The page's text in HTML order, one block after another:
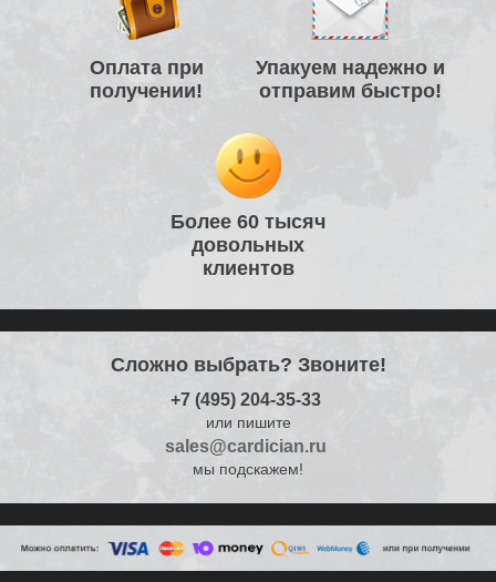
Оплата при
получении!
Упакуем надежно и
отправим быстро!
Более 60 тысяч
довольных
клиентов
Сложно выбрать? Звоните!
+7 (495) 204-35-33
или пишите
sales@cardician.ru
мы подскажем!